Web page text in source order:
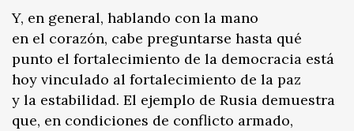
Y, en general, hablando con la mano
en el corazón, cabe preguntarse hasta qué
punto el fortalecimiento de la democracia está
hoy vinculado al fortalecimiento de la paz
y la estabilidad. El ejemplo de Rusia demuestra
que, en condiciones de conflicto armado,